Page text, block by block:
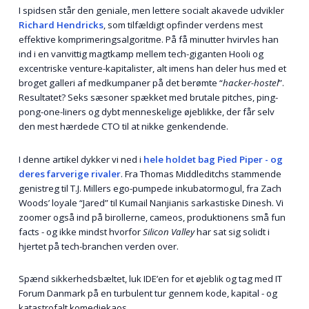
I spidsen står den geniale, men lettere socialt akavede udvikler
Richard Hendricks, som tilfældigt opfinder verdens mest
effektive komprimeringsalgoritme. På få minutter hvirvles han
ind i en vanvittig magtkamp mellem tech-giganten Hooli og
excentriske venture-kapitalister, alt imens han deler hus med et
broget galleri af medkumpaner på det berømte “hacker-hostel”.
Resultatet? Seks sæsoner spækket med brutale pitches, ping-
pong-one-liners og dybt menneskelige øjeblikke, der får selv
den mest hærdede CTO til at nikke genkendende.
I denne artikel dykker vi ned i hele holdet bag Pied Piper - og
deres farverige rivaler. Fra Thomas Middleditchs stammende
genistreg til T.J. Millers ego-pumpede inkubatormogul, fra Zach
Woods’ loyale “Jared” til Kumail Nanjianis sarkastiske Dinesh. Vi
zoomer også ind på birollerne, cameos, produktionens små fun
facts - og ikke mindst hvorforSilicon Valleyhar sat sig solidt i
hjertet på tech-branchen verden over.
Spænd sikkerhedsbæltet, luk IDE’en for et øjeblik og tag med IT
Forum Danmark på en turbulent tur gennem kode, kapital - og